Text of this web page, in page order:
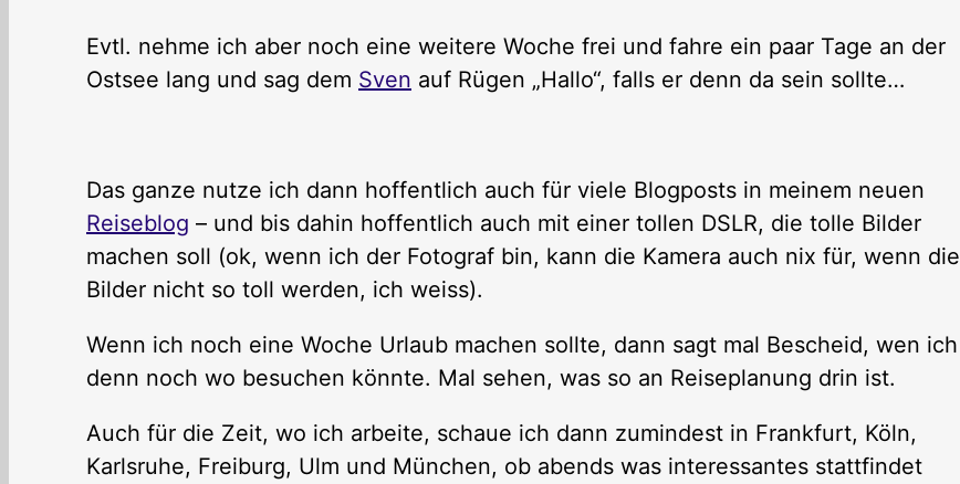
Evtl. nehme ich aber noch eine weitere Woche frei und fahre ein paar Tage an der
Ostsee lang und sag dem Sven auf Rügen „Hallo“, falls er denn da sein sollte…
Das ganze nutze ich dann hoffentlich auch für viele Blogposts in meinem neuen
Reiseblog – und bis dahin hoffentlich auch mit einer tollen DSLR, die tolle Bilder
machen soll (ok, wenn ich der Fotograf bin, kann die Kamera auch nix für, wenn die
Bilder nicht so toll werden, ich weiss).
Wenn ich noch eine Woche Urlaub machen sollte, dann sagt mal Bescheid, wen ich
denn noch wo besuchen könnte. Mal sehen, was so an Reiseplanung drin ist.
Auch für die Zeit, wo ich arbeite, schaue ich dann zumindest in Frankfurt, Köln,
Karlsruhe, Freiburg, Ulm und München, ob abends was interessantes stattfindet